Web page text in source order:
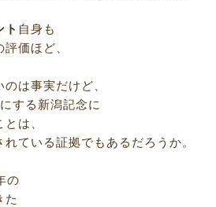
ト 自身も
価ほど、
は事実だけど、
する新潟記念に
は、
ている証拠でもあるだろうか。
の
た